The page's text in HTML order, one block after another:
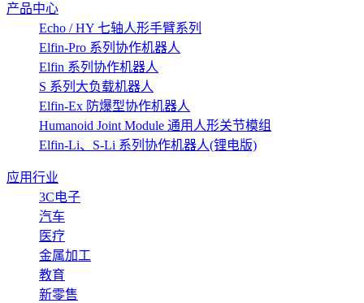
产品中心
Echo / HY 七轴人形手臂系列
Elfin-Pro 系列协作机器人
Elfin 系列协作机器人
S 系列大负载机器人
Elfin-Ex 防爆型协作机器人
Humanoid Joint Module 通用人形关节模组
Elfin-Li、S-Li 系列协作机器人(锂电版)
应用行业
3C电子
汽车
医疗
金属加工
教育
新零售